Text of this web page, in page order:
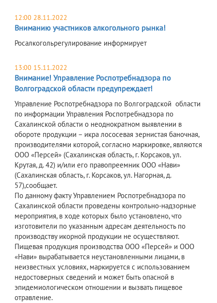
12:00 28.11.2022
Вниманию участников алкогольного рынка!
Росалкогольрегулирование информирует
13:00 15.11.2022
Внимание! Управление Роспотребнадзора по
Волгоградской области предупреждает!
Управление Роспотребнадзора по Волгоградской области
по информации Управления Роспотребнадзора по
Сахалинской области о неоднократном выявлении в
обороте продукции – икра лососевая зернистая баночная,
производителями которой, согласно маркировке, являются
ООО «Персей» (Сахалинская область, г. Корсаков, ул.
Крутая, д. 42) и/или его правопреемник ООО «Нави»
(Сахалинская область, г. Корсаков, ул. Нагорная, д.
57),сообщает.
По данному факту Управлением Роспотребнадзора по
Сахалинской области проведены контрольно-надзорные
мероприятия, в ходе которых было установлено, что
изготовители по указанным адресам деятельность по
производству икорной продукции не осуществляют.
Пищевая продукция производства ООО «Персей» и ООО
«Нави» вырабатывается неустановленными лицами, в
неизвестных условиях, маркируется с использованием
недостоверных сведений и может быть опасной в
эпидемиологическом отношении и вызвать пищевое
отравление.